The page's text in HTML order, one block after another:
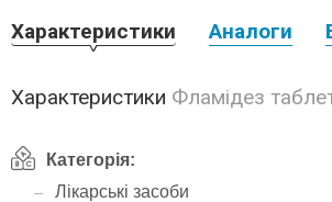
Характеристики Аналоги
Характеристики Фламідез
Категорія:
Лікарські засоби